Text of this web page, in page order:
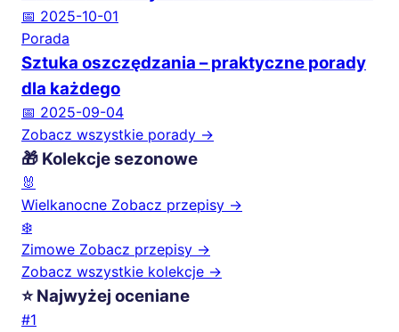
📅 2025-10-01
Porada
Sztuka oszczędzania – praktyczne porady
dla każdego
📅 2025-09-04
Zobacz wszystkie porady →
🎁 Kolekcje sezonowe
🐰
Wielkanocne Zobacz przepisy →
❄️
Zimowe Zobacz przepisy →
Zobacz wszystkie kolekcje →
⭐ Najwyżej oceniane
#1